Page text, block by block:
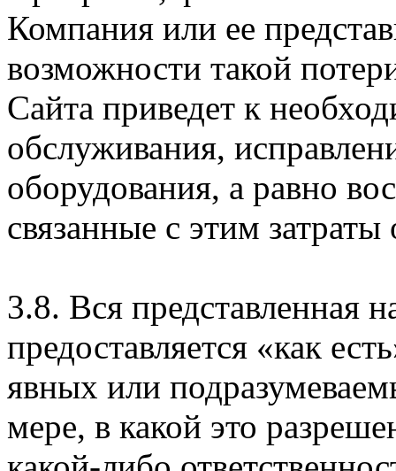
Компания или ее
возможности такой
Сайта приведет к
обслуживания,
оборудования, а равно
связанные с этим
3.8. Вся представленная
предоставляется «как
явных или
мере, в какой это